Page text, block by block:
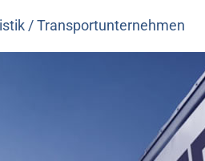
/ Transportunternehmen